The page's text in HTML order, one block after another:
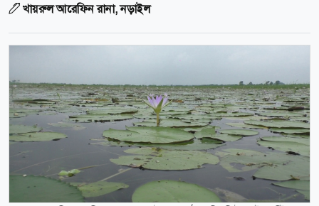
খায়রুল আরেফিন রানা, নড়াইল